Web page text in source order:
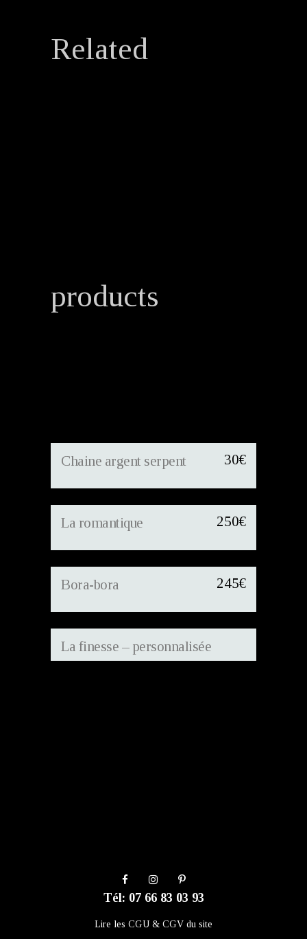
Related
products
Chaine argent serpent 30€
La romantique 250€
Bora-bora 245€
La finesse – personnalisée
Tél: 07 66 83 03 93
Lire les CGU & CGV du site